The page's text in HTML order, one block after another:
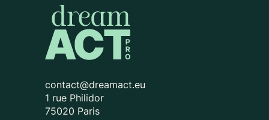
contact@dreamact.eu
1 rue Philidor
75020 Paris